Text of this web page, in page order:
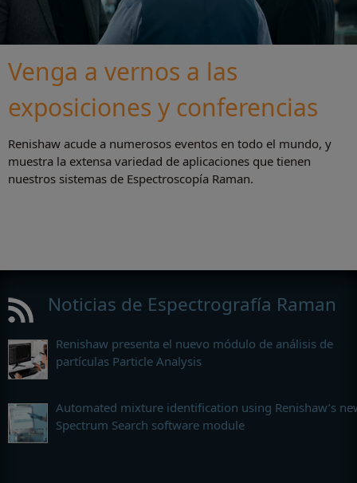
Venga a vernos a las
exposiciones y conferencias
Renishaw acude a numerosos eventos en todo el mundo, y
muestra la extensa variedad de aplicaciones que tienen
nuestros sistemas de Espectroscopía Raman.
Noticias de Espectrografía Raman
Renishaw presenta el nuevo módulo de análisis de
partículas Particle Analysis
Automated mixture identification using Renishaw’s
Spectrum Search software module